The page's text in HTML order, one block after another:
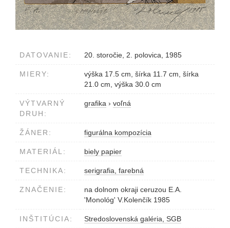
DATOVANIE: 20. storočie, 2. polovica, 1985
MIERY:
výška 17.5 cm, šírka 11.7 cm, šírka
21.0 cm, výška 30.0 cm
VÝTVARNÝ
DRUH:
grafika › voľná
ŽÁNER: figurálna kompozícia
MATERIÁL: biely papier
TECHNIKA: serigrafia, farebná
ZNAČENIE:
na dolnom okraji ceruzou E.A.
'Monológ' V.Kolenčík 1985
INŠTITÚCIA: Stredoslovenská galéria, SGB